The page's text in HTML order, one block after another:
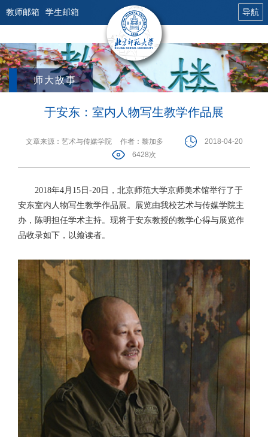
教师邮箱 学生邮箱 导航
师大故事
于安东：室内人物写生教学作品展
文章来源：艺术与传媒学院 作者：黎加多
2018-04-20
6428次
2018年4月15日-20日，北京师范大学京师美术馆举行了于
安东室内人物写生教学作品展。展览由我校艺术与传媒学院主
办，陈明担任学术主持。现将于安东教授的教学心得与展览作
品收录如下，以飨读者。